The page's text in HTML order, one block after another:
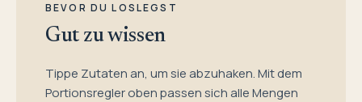
BEVOR DU LOSLEGST
Gut zu wissen
Tippe Zutaten an, um sie abzuhaken. Mit dem
Portionsregler oben passen sich alle Mengen